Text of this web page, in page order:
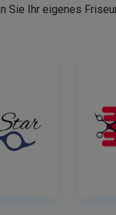
Sie Ihr eigenes